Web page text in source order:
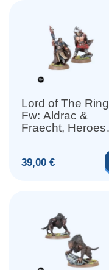
Lord of The
Fw: Aldrac &
Fraecht, Heroes
Prix
39,00 €